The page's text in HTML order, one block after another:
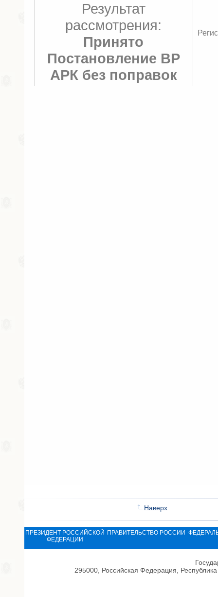
Результат
рассмотрения:
Принято
Постановление ВР
АРК без поправок
Наверх
ПРЕЗИДЕНТ РОССИЙСКОЙ
ФЕДЕРАЦИИ
ПРАВИТЕЛЬСТВО РОССИИ
295000, Российская Федерация,